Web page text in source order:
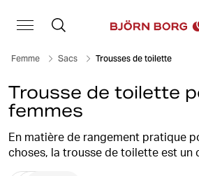
Femme Sacs Trousses de toilette
Trousse de toilette
femmes
En matière de rangement pratique
choses, la trousse de toilette est un
à emporter dans votre sac de sport